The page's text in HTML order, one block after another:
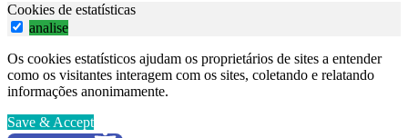
Cookies de estatísticas
analise
Os cookies estatísticos ajudam os proprietários de sites a entender
como os visitantes interagem com os sites, coletando e relatando
informações anonimamente.
Save & Accept